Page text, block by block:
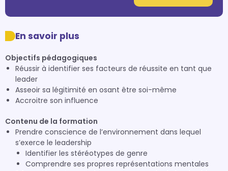
En savoir plus
Objectifs pédagogiques
Réussir à identifier ses facteurs de réussite en tant que
leader
Asseoir sa légitimité en osant être soi-même
Accroitre son influence
Contenu de la formation
Prendre conscience de l’environnement dans lequel
s’exerce le leadership
Identifier les stéréotypes de genre
Comprendre ses propres représentations mentales